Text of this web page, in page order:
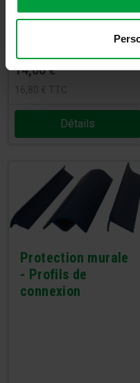
LC313
14,00€
€
Détails
Protection murale
- Profils de
connexion